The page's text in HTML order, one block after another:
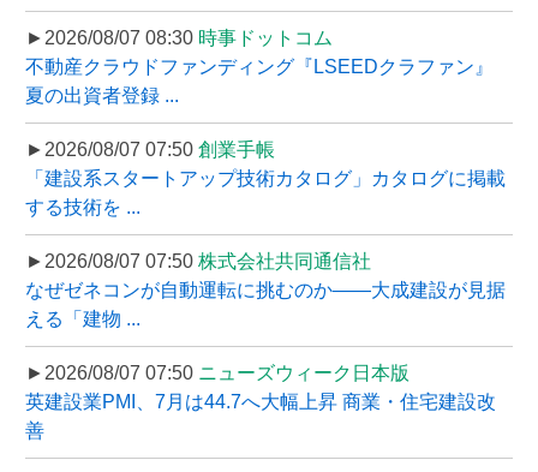
►2026/08/07 08:30 時事ドットコム
不動産クラウドファンディング『LSEEDクラファン』
夏の出資者登録 ...
►2026/08/07 07:50 創業手帳
「建設系スタートアップ技術カタログ」カタログに掲載
する技術を ...
►2026/08/07 07:50 株式会社共同通信社
なぜゼネコンが自動運転に挑むのか――大成建設が見据
える「建物 ...
►2026/08/07 07:50 ニューズウィーク日本版
英建設業PMI、7月は44.7へ大幅上昇 商業・住宅建設改
善